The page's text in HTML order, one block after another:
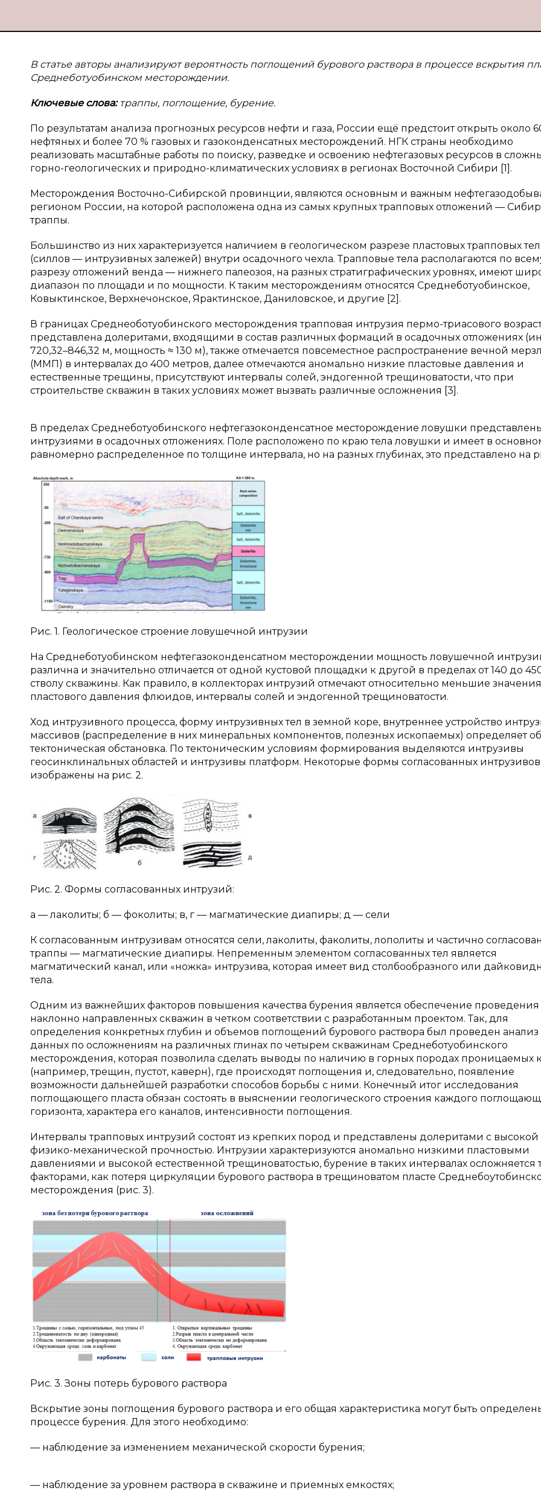
В статье авторы анализируют вероятность поглощений бурового раствора в процессе вскрытия
Среднеботуобинском месторождении.
Ключевые слова: траппы, поглощение, бурение.
По результатам анализа прогнозных ресурсов нефти и газа, России ещё предстоит открыть около
нефтяных и более 70 % газовых и газоконденсатных месторождений. НГК страны необходимо
реализовать масштабные работы по поиску, разведке и освоению нефтегазовых ресурсов в
горно-геологических и природно-климатических условиях в регионах Восточной Сибири [1].
Месторождения Восточно-Сибирской провинции, являются основным и важным
регионом России, на которой расположена одна из самых крупных трапповых отложений —
траппы.
Большинство из них характеризуется наличием в геологическом разрезе пластовых трапповых тел
(силлов — интрузивных залежей) внутри осадочного чехла. Трапповые тела располагаются по
разрезу отложений венда — нижнего палеозоя, на разных стратиграфических уровнях, имеют
диапазон по площади и по мощности. К таким месторождениям относятся Среднеботуобинское,
Ковыктинское, Верхнечонское, Ярактинское, Даниловское, и другие [2].
В границах Среднеоботуобинского месторождения трапповая интрузия пермо-триасового
представлена долеритами, входящими в состав различных формаций в осадочных отложениях
720,32–846,32 м, мощность ≈ 130 м), также отмечается повсеместное распространение вечной
(ММП) в интервалах до 400 метров, далее отмечаются аномально низкие пластовые давления и
естественные трещины, присутствуют интервалы солей, эндогенной трещиноватости, что при
строительстве скважин в таких условиях может вызвать различные осложнения [3].
В пределах Среднеботуобинского нефтегазоконденсатное месторождение ловушки
интрузиями в осадочных отложениях. Поле расположено по краю тела ловушки и имеет в
равномерно распределенное по толщине интервала, но на разных глубинах, это представлено на
Рис. 1. Геологическое строение ловушечной интрузии
На Среднеботуобинском нефтегазоконденсатном месторождении мощность ловушечной
различна и значительно отличается от одной кустовой площадки к другой в пределах от 140 до
стволу скважины. Как правило, в коллекторах интрузий отмечают относительно меньшие значения
пластового давления флюидов, интервалы солей и эндогенной трещиноватости.
Ход интрузивного процесса, форму интрузивных тел в земной коре, внутреннее устройство
массивов (распределение в них минеральных компонентов, полезных ископаемых) определяет
тектоническая обстановка. По тектоническим условиям формирования выделяются интрузивы
геосинклинальных областей и интрузивы платформ. Некоторые формы согласованных интрузивов
изображены на рис. 2.
Рис. 2. Формы согласованных интрузий:
а — лаколиты; б — фоколиты; в, г — магматические диапиры; д — сели
К согласованным интрузивам относятся сели, лаколиты, факолиты, лополиты и частично
траппы — магматические диапиры. Непременным элементом согласованных тел является
магматический канал, или «ножка» интрузива, которая имеет вид столбообразного или
тела.
Одним из важнейших факторов повышения качества бурения является обеспечение проведения
наклонно направленных скважин в четком соответствии с разработанным проектом. Так, для
определения конкретных глубин и объемов поглощений бурового раствора был проведен анализ
данных по осложнениям на различных глинах по четырем скважинам Среднеботуобинского
месторождения, которая позволила сделать выводы по наличию в горных породах проницаемых
(например, трещин, пустот, каверн), где происходят поглощения и, следовательно, появление
возможности дальнейшей разработки способов борьбы с ними. Конечный итог исследования
поглощающего пласта обязан состоять в выяснении геологического строения каждого
горизонта, характера его каналов, интенсивности поглощения.
Интервалы трапповых интрузий состоят из крепких пород и представлены долеритами с высокой
физико-механической прочностью. Интрузии характеризуются аномально низкими пластовыми
давлениями и высокой естественной трещиноватостью, бурение в таких интервалах осложняется
факторами, как потеря циркуляции бурового раствора в трещиноватом пласте
месторождения (рис. 3).
Рис. 3. Зоны потерь бурового раствора
Вскрытие зоны поглощения бурового раствора и его общая характеристика могут быть
процессе бурения. Для этого необходимо:
— наблюдение за изменением механической скорости бурения;
— наблюдение за уровнем раствора в скважине и приемных емкостях;